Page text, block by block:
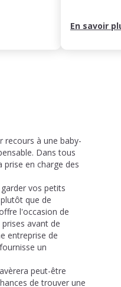
En savoir
recours à une baby-
Dans tous
prise en charge des
vos petits
que de
l'occasion de
avant de
entreprise de
un
peut-être
de trouver une